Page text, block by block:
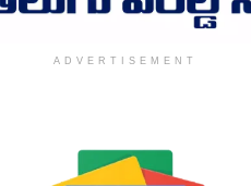
ADVERTISEMENT